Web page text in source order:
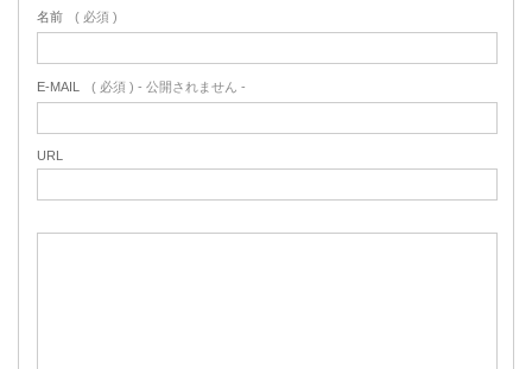
名前 ( 必須 )
E-MAIL ( 必須 ) - 公開されません -
URL